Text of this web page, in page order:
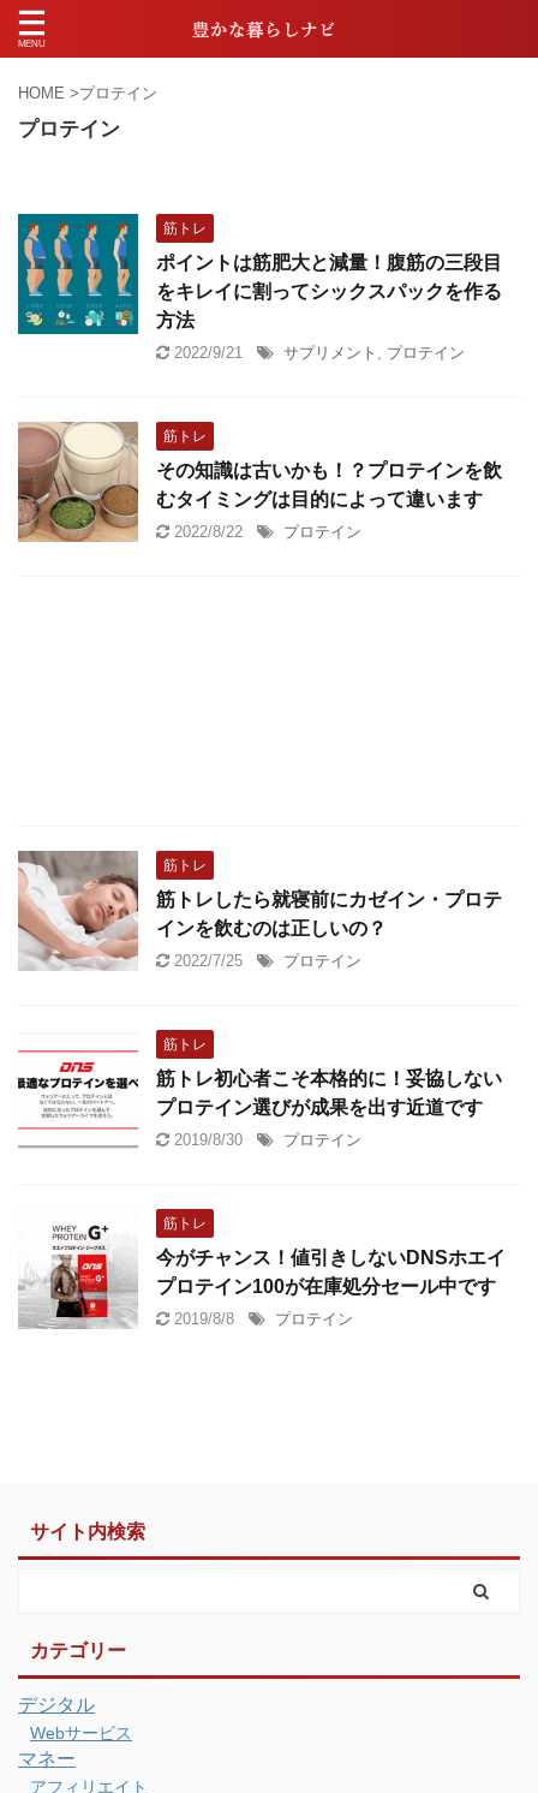
HOME >プロテイン
プロテイン
筋トレ
ポイントは筋肥大と減量！腹筋の三段目
をキレイに割ってシックスパックを作る
方法
2022/9/21 サプリメント , プロテイン
筋トレ
その知識は古いかも！？プロテインを飲
むタイミングは目的によって違います
2022/8/22 プロテイン
筋トレ
筋トレしたら就寝前にカゼイン・プロテ
インを飲むのは正しいの？
2022/7/25 プロテイン
筋トレ
筋トレ初心者こそ本格的に！妥協しない
プロテイン選びが成果を出す近道です
2019/8/30 プロテイン
筋トレ
今がチャンス！値引きしないDNSホエイ
プロテイン100が在庫処分セール中です
2019/8/8 プロテイン
サイト内検索
カテゴリー
デジタル
Webサービス
マネー
アフィリエイト